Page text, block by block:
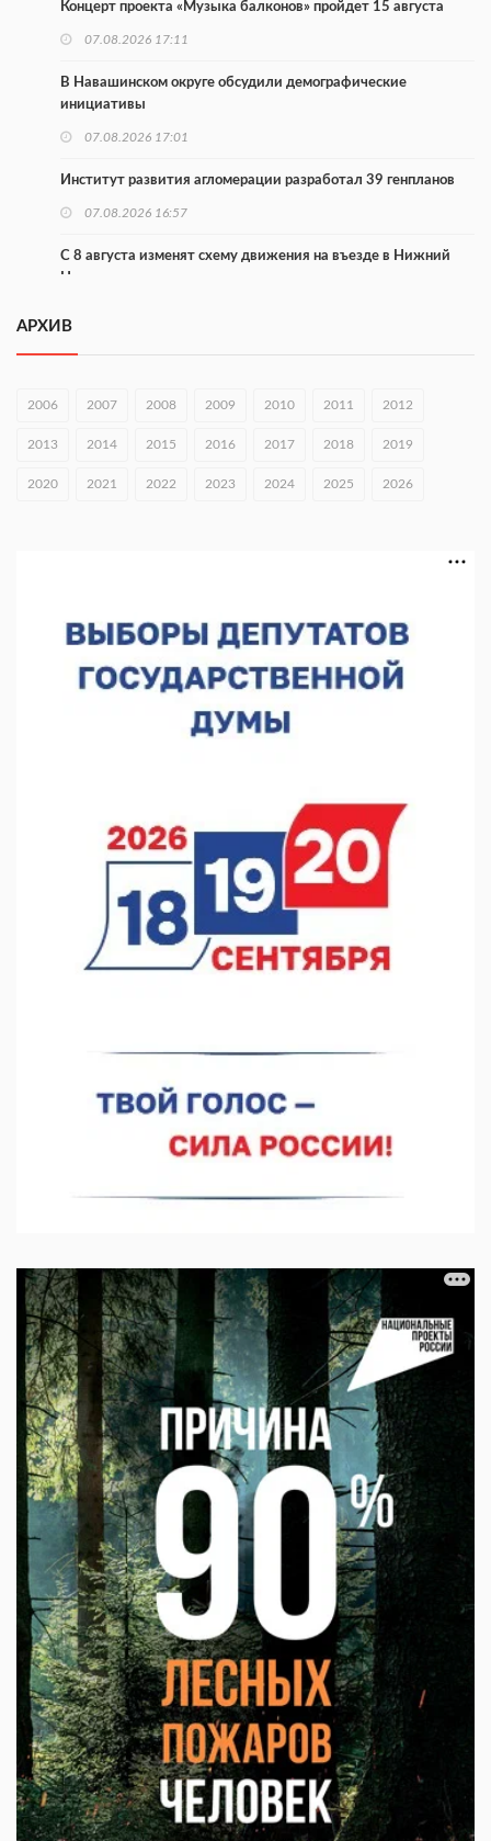
Концерт проекта «Музыка балконов» пройдет 15 августа
07.08.2026 17:11
В Навашинском округе обсудили демографические
инициативы
07.08.2026 17:01
Институт развития агломерации разработал 39 генпланов
07.08.2026 16:57
С 8 августа изменят схему движения на въезде в Нижний
Новгород
В Нижегородской области прошло заседание АТК и
07.08.2026 14:54
В Чкаловске спустили на воду «Метеор-120Р»
07.08.2026 14:01
В Нижнем Новгороде отметили 70-летие Дня строителя
07.08.2026 12:04
В Нижегородской области созданы четыре ММЦ
07.08.2026 11:46
АРХИВ
2006 2007 2008 2009 2010 2011 2012
2013 2014 2015 2016 2017 2018 2019
2020 2021 2022 2023 2024 2025 2026